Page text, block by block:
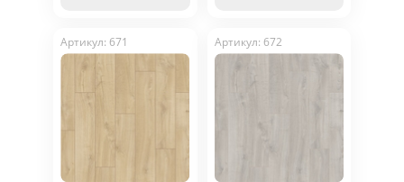
Артикул: 671 Артикул: 672